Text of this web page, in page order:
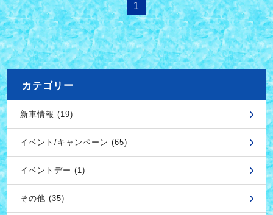
1
カテゴリー
新車情報 (19)
イベント/キャンペーン (65)
イベントデー (1)
その他 (35)